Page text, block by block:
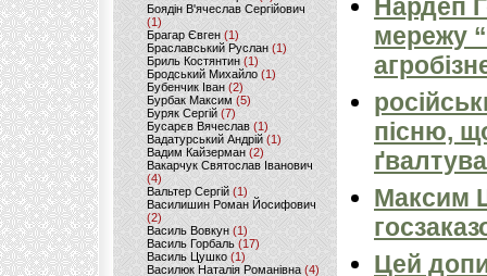
Боядін В'ячеслав Сергійович
(1)
Брагар Євген (1)
Браславський Руслан (1)
Бриль Костянтин (1)
Бродський Михайло (1)
Бубенчик Іван(2)
Бурбак Максим (5)
Буряк Сергій (7)
Бусарєв Вячеслав (1)
Вадатурський Андрій (1)
Вадим Кайзерман (2)
Вакарчук Святослав Іванович
(4)
Вальтер Сергій (1)
Василишин Роман Йосифович
(2)
Василь Вовкун (1)
Василь Горбаль (17)
Василь Цушко (1)
Василюк Наталія Романівна (4)
Нардеп
мережу
пісню,
Максим
Цей